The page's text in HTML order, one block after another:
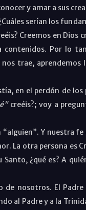
y amar a sus
serían los
Creemos en Dios
contenidos. Por lo
trae, aprendemos
en el perdón de los
creéis?; voy a
Y nuestra
La otra persona es
Santo, ¿qué es? A
de nosotros. El
al Padre y a la